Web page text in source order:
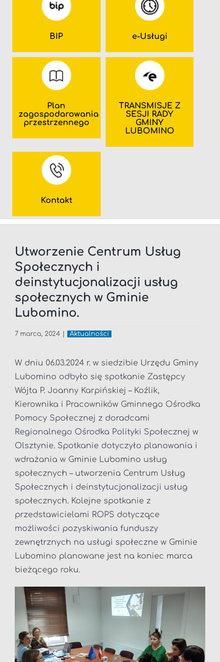
BIP e-Usługi
Plan
zagospodarowania
przestrzennego
TRANSMISJE Z
SESJI RADY
GMINY
LUBOMINO
Kontakt
Utworzenie Centrum Usług
Społecznych i
deinstytucjonalizacji usług
społecznych w Gminie
Lubomino.
7 marca, 2024 Aktualności
W dniu 06.03.2024 r. w siedzibie Urzędu Gminy
Lubomino odbyło się spotkanie Zastępcy
Wójta P. Joanny Karpińskiej – Koźlik,
Kierownika i Pracowników Gminnego Ośrodka
Pomocy Społecznej z doradcami
Regionalnego Ośrodka Polityki Społecznej w
Olsztynie. Spotkanie dotyczyło planowania i
wdrażania w Gminie Lubomino usług
społecznych – utworzenia Centrum Usług
Społecznych i deinstytucjonalizacji usług
społecznych. Kolejne spotkanie z
przedstawicielami ROPS dotyczące
możliwości pozyskiwania funduszy
zewnętrznych na usługi społeczne w Gminie
Lubomino planowane jest na koniec marca
bieżącego roku.